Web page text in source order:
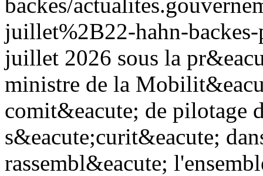
juillet%2B22-hahn-
juillet 2026 sous la
ministre de la
comit&eacute; de pilotage
s&eacute;curit&eacute;
rassembl&eacute;